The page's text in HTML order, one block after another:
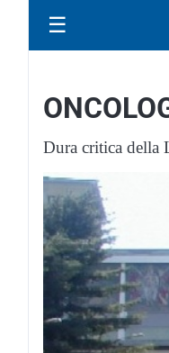
☰
Dura critica della